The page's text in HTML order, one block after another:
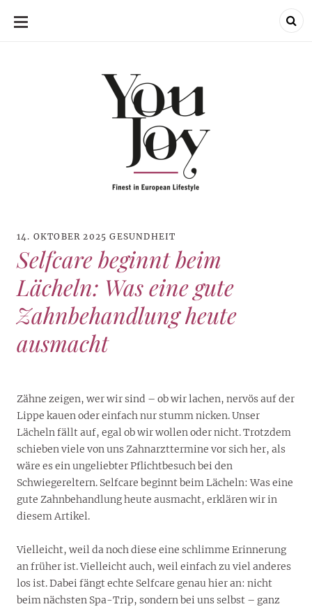
SKIP
14. OKTOBER 2025 GESUNDHEIT
Selfcare beginnt beim
Lächeln: Was eine gute
Zahnbehandlung heute
ausmacht
Zähne zeigen, wer wir sind – ob wir lachen, nervös auf der
Lippe kauen oder einfach nur stumm nicken. Unser
Lächeln fällt auf, egal ob wir wollen oder nicht. Trotzdem
schieben viele von uns Zahnarzttermine vor sich her, als
wäre es ein ungeliebter Pflichtbesuch bei den
Schwiegereltern. Selfcare beginnt beim Lächeln: Was eine
gute Zahnbehandlung heute ausmacht, erklären wir in
diesem Artikel.
Vielleicht, weil da noch diese eine schlimme Erinnerung
an früher ist. Vielleicht auch, weil einfach zu viel anderes
los ist. Dabei fängt echte Selfcare genau hier an: nicht
beim nächsten Spa-Trip, sondern bei uns selbst – ganz